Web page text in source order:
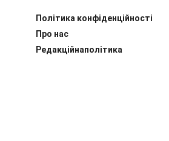
Політика конфіденційності
Про нас
Редакційнаполітика